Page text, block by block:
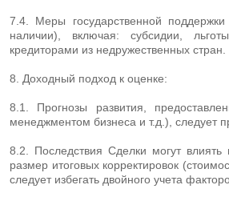
7.4. Меры государственной
наличии), включая: субсидии,
кредиторами из недружественных стран.
8. Доходный подход к оценке:
8.1. Прогнозы развития,
менеджментом бизнеса и т.д.), следует
8.2. Последствия Сделки могут
размер итоговых корректировок
следует избегать двойного учета